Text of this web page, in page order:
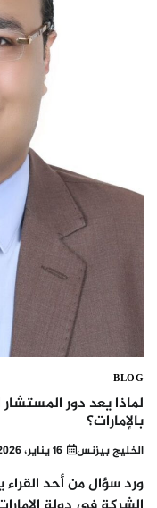
BLOG
لماذا يعد دور
بالإمارات؟
الخليج بيزنس 16 يناير، 2026
ورد سؤال من أحد